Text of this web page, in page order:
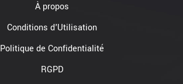
À propos
Conditions d'Utilisation
Politique de Confidentialité
RGPD